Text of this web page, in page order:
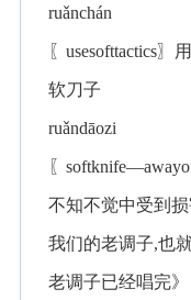
ruǎnchán
〖usesofttactics
软刀子
ruǎndāozi
〖
不知不觉中受到
我们的老调子,也
老调子已经唱完》